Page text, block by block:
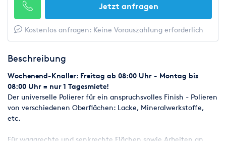
Jetzt anfragen
Kostenlos anfragen: Keine Vorauszahlung erforderlich
Beschreibung
Wochenend-Knaller: Freitag ab 08:00 Uhr - Montag bis
08:00 Uhr = nur 1 Tagesmiete!
Der universelle Polierer für ein anspruchsvolles Finish - Polieren
von verschiedenen Oberflächen: Lacke, Mineralwerkstoffe,
etc.
Für waagrechte und senkrechte Flächen sowie Arbeiten an